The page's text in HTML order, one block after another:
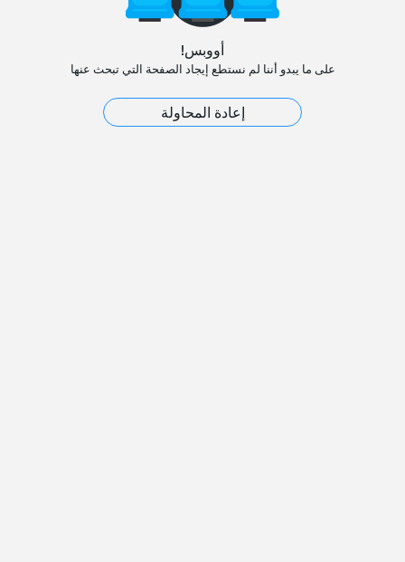
أووبس!
على ما يبدو أننا لم نستطع إيجاد الصفحة التي تبحث عنها
إعادة المحاولة